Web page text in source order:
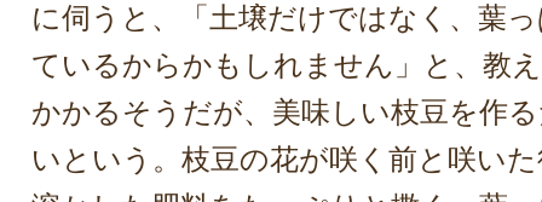
に伺うと、「土壌だけではなく、葉
ているからかもしれません」と、教
かかるそうだが、美味しい枝豆を作
いという。枝豆の花が咲く前と咲い